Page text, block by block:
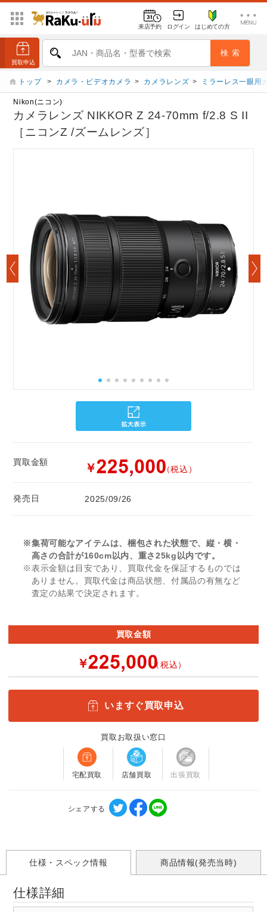
来店予約 ログイン はじめての方
トップ > カメラ・ビデオカメラ > カメラレンズ > ミラーレス一眼用
Nikon(ニコン)
カメラレンズ NIKKOR Z 24-70mm f/2.8 S II
［ニコンZ /ズームレンズ］
買取金額 ￥ （税込）
発売日 2025/09/26
※集荷可能なアイテムは、梱包された状態で、縦・横・
高さの合計が160cm以内、重さ25kg以内です。
※表示金額は目安であり、買取代金を保証するものでは
ありません。買取代金は商品状態、付属品の有無など
査定の結果で決定されます。
買取金額
￥ （税込）
いますぐ買取申込
買取お取扱い窓口
宅配買取 店舗買取 出張買取
シェアする
仕様・スペック情報 商品情報(発売当時)
仕様詳細